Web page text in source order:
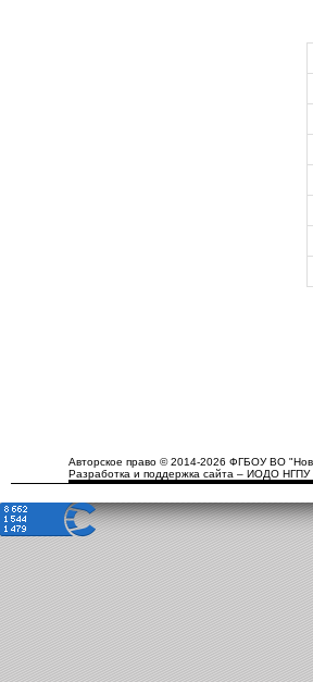
Авторское право © 2014-2026 ФГБОУ ВО
Разработка и поддержка сайта – ИОДО НГПУ